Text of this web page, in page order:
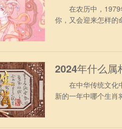
在农历中，1979
你，又会迎来怎样的
2024年什么属
在中华传统文化中
新的一年中哪个生肖